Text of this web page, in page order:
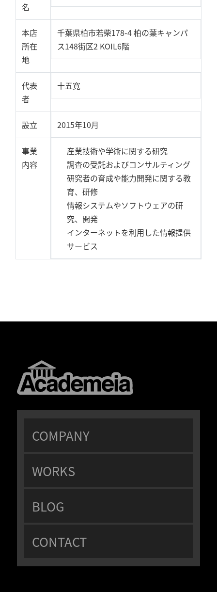
名
本店
所在
地
千葉県柏市若柴178-4 柏の葉キャンパ
ス148街区2 KOIL6階
代表
者
十五寛
設立 2015年10月
事業
内容
産業技術や学術に関する研究
調査の受託およびコンサルティング
研究者の育成や能力開発に関する教
育、研修
情報システムやソフトウェアの研
究、開発
インターネットを利用した情報提供
サービス
COMPANY
WORKS
BLOG
CONTACT